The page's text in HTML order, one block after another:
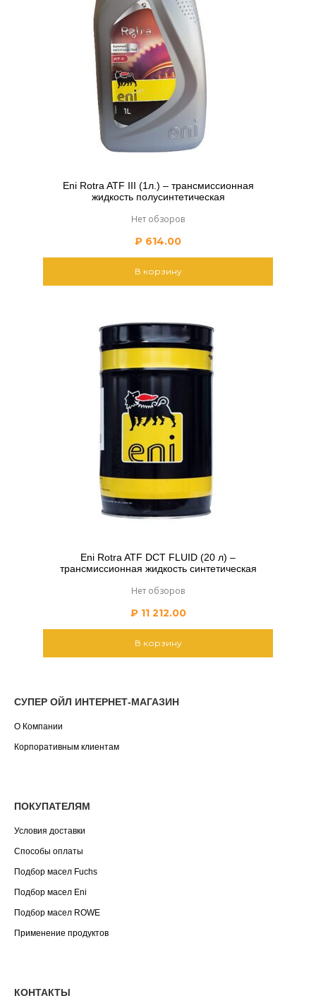
Eni Rotra ATF III (1л.) – трансмиссионная
жидкость полусинтетическая
Нет обзоров
₽ 614.00
В корзину
Eni Rotra ATF DCT FLUID (20 л) –
трансмиссионная жидкость синтетическая
Нет обзоров
₽11 212.00
В корзину
СУПЕР ОЙЛ ИНТЕРНЕТ-МАГАЗИН
О Компании
Корпоративным клиентам
ПОКУПАТЕЛЯМ
Условия доставки
Способы оплаты
Подбор масел Fuchs
Подбор масел Eni
Подбор масел ROWE
Применение продуктов
КОНТАКТЫ